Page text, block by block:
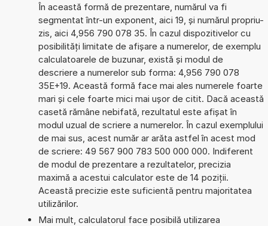
În această formă de prezentare, numărul va fi
segmentat într-un exponent, aici 19, și numărul propriu-
zis, aici 4,956 790 078 35. În cazul dispozitivelor cu
posibilități limitate de afișare a numerelor, de exemplu
calculatoarele de buzunar, există și modul de
descriere a numerelor sub forma: 4,956 790 078
35E+19. Această formă face mai ales numerele foarte
mari și cele foarte mici mai ușor de citit. Dacă această
casetă rămâne nebifată, rezultatul este afișat în
modul uzual de scriere a numerelor. În cazul exemplului
de mai sus, acest număr ar arăta astfel în acest mod
de scriere: 49 567 900 783 500 000 000. Indiferent
de modul de prezentare a rezultatelor, precizia
maximă a acestui calculator este de 14 poziții.
Această precizie este suficientă pentru majoritatea
utilizărilor.
Mai mult, calculatorul face posibilă utilizarea